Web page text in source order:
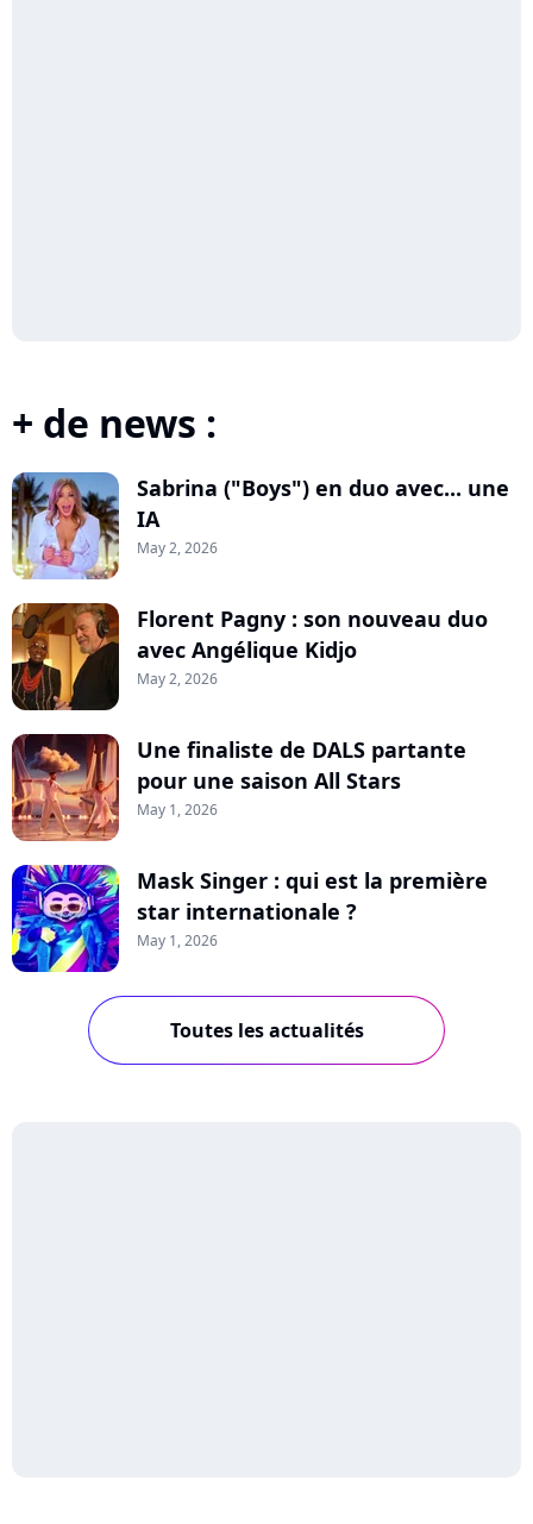
+ de news :
Sabrina ("Boys") en duo avec... une
IA
May 2, 2026
Florent Pagny : son nouveau duo
avec Angélique Kidjo
May 2, 2026
Une finaliste de DALS partante
pour une saison All Stars
May 1, 2026
Mask Singer : qui est la première
star internationale ?
May 1, 2026
Toutes les actualités